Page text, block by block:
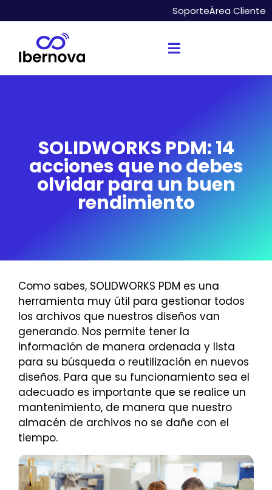
SoporteÁrea Cliente
SOLIDWORKS PDM: 14
acciones que no debes
olvidar para un buen
rendimiento
Como sabes, SOLIDWORKS PDM es una
herramienta muy útil para gestionar todos
los archivos que nuestros diseños van
generando. Nos permite tener la
información de manera ordenada y lista
para su búsqueda o reutilización en nuevos
diseños. Para que su funcionamiento sea el
adecuado es importante que se realice un
mantenimiento, de manera que nuestro
almacén de archivos no se dañe con el
tiempo.